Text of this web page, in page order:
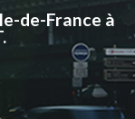
de-France à